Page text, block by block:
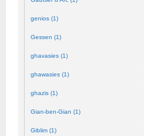
genios (1)
Gessen (1)
ghavasies (1)
ghawasies (1)
ghazis (1)
Gian-ben-Gian (1)
Giblim (1)